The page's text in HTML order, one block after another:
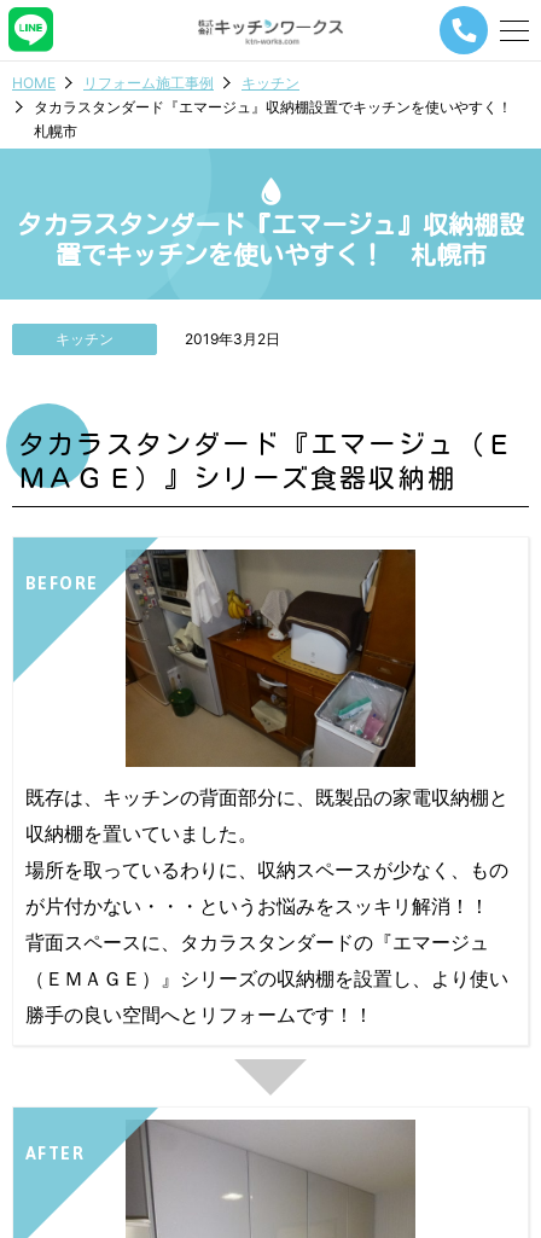
メ
ビ
シ
ョ
タ
HOME リフォーム施工事例
キッチン
タカラスタンダード『エマージュ』収納棚設置でキッチンを使いやすく！
札幌市
タカラスタンダード『エマージュ』収納棚設
置でキッチンを使いやすく！ 札幌市
キッチン 2019年3月2日
タカラスタンダード『エマージュ（Ｅ
ＭＡＧＥ）』シリーズ食器収納棚
BEFORE
既存は、キッチンの背面部分に、既製品の家電収納棚と
収納棚を置いていました。
場所を取っているわりに、収納スペースが少なく、もの
が片付かない・・・というお悩みをスッキリ解消！！
背面スペースに、タカラスタンダードの『エマージュ
（ＥＭＡＧＥ）』シリーズの収納棚を設置し、より使い
勝手の良い空間へとリフォームです！！
AFTER